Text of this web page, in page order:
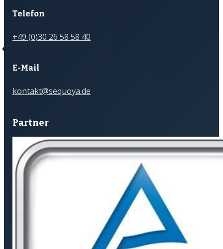
Telefon
+49 (0)30 26 58 58 40
E-Mail
kontakt@sequoya.de
Partner